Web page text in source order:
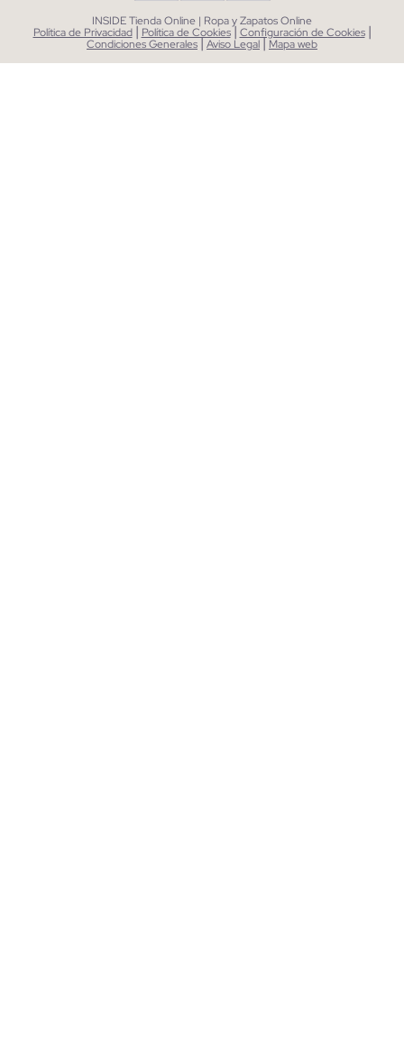
INSIDE Tienda Online | Ropa y Zapatos Online
Política de Privacidad | Política de Cookies| Configuración de Cookies |
Condiciones Generales|Aviso Legal| Mapa web